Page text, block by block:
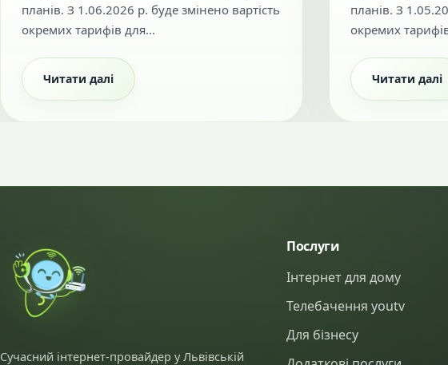
планів. З 1.06.2026 р. буде змінено вартість
окремих тарифів для...
Читати далі
планів. З
окремих
Читати далі
Сучасний інтернет-провайдер у Львівській
Послуги
Інтернет для дому
Телебачення youtv
Для бізнесу